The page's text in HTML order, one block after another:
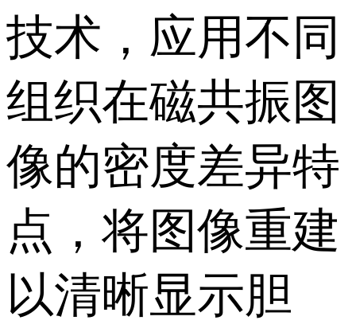
技术，应用不同
组织在磁共振图
像的密度差异特
点，将图像重建
以清晰显示胆